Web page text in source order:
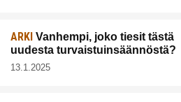
ARKI Vanhempi, joko tiesit tästä
uudesta turvaistuinsäännöstä?
13.1.2025